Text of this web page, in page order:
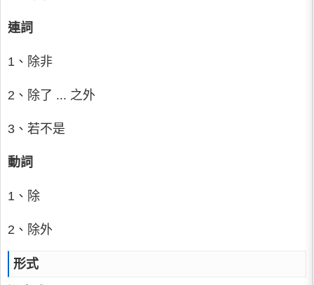
連詞
1、除非
2、除了 ... 之外
3、若不是
動詞
1、除
2、除外
形式